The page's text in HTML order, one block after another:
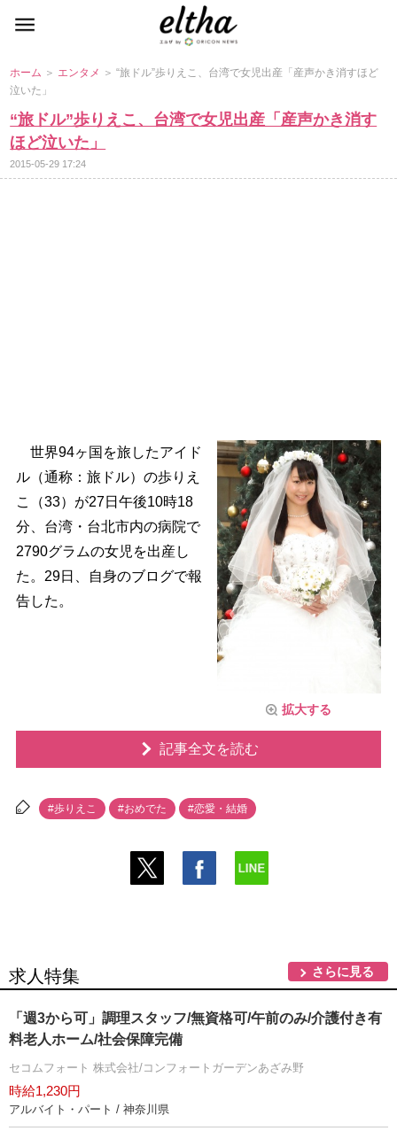
ホーム ＞ エンタメ ＞ “旅ドル”歩りえこ、台湾で女児出産「産声かき消すほど
泣いた」
“旅ドル”歩りえこ、台湾で女児出産「産声かき消す
ほど泣いた」
2015-05-29 17:24
拡大する
世界94ヶ国を旅したアイド
ル（通称：旅ドル）の歩りえ
こ（33）が27日午後10時18
分、台湾・台北市内の病院で
2790グラムの女児を出産し
た。29日、自身のブログで報
告した。
記事全文を読む
#歩りえこ #おめでた #恋愛・結婚
求人特集 さらに見る
「週3から可」調理スタッフ/無資格可/午前のみ/介護付き有
料老人ホーム/社会保障完備
セコムフォート 株式会社/コンフォートガーデンあざみ野
時給1,230円
アルバイト・パート / 神奈川県